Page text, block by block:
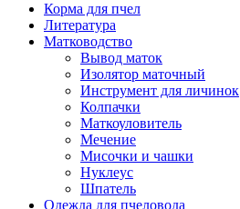
Корма для пчел
Литература
Матководство
Вывод маток
Изолятор маточный
Инструмент для личинок
Колпачки
Маткоуловитель
Мечение
Мисочки и чашки
Нуклеус
Шпатель
Одежда для пчеловода